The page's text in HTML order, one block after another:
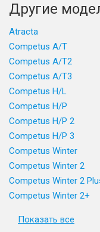
Другие
Atracta
Competus A/T
Competus A/T2
Competus A/T3
Competus H/L
Competus H/P
Competus H/P 2
Competus H/P 3
Competus Winter
Competus Winter 2
Competus Winter 2
Competus Winter 2+
Показать все